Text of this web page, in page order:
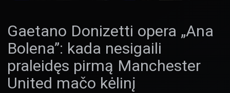
Gaetano Donizetti opera „Ana
Bolena”: kada nesigaili
praleidęs pirmą Manchester
United mačo kėlinį